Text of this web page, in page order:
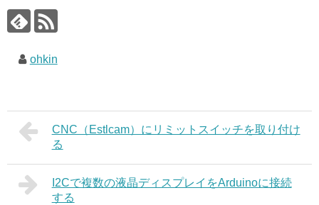
ohkin
CNC（Estlcam）にリミットスイッチを取り付け
る
I2Cで複数の液晶ディスプレイをArduinoに接続
する